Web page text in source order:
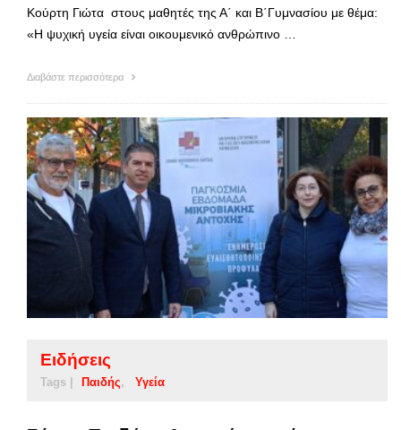
Κούρτη Γιώτα στους μαθητές της Α΄ και Β΄Γυμνασίου με θέμα:
«Η ψυχική υγεία είναι οικουμενικό ανθρώπινο …
Διαβάστε περισσότερα
Ειδήσεις
Tags | Παιδής Υγεία